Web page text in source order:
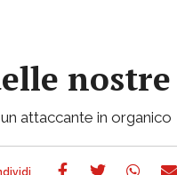
nostre
attaccante in organico